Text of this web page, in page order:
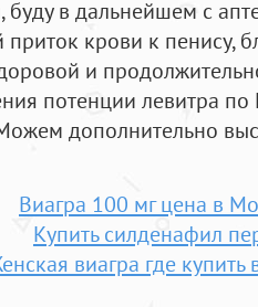
в дальнейшем с
приток крови к пенису,
и
потенции левитра по
дополнительно
Виагра 100 мг цена в
Купить силденафил
виагра где купить